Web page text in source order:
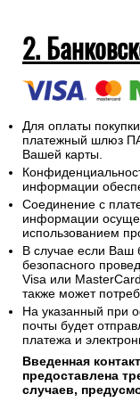
2.
Для оплаты
платежный шлюз
Вашей карты.
информации
Соединение с
информации
использованием
В случае если Ваш
безопасного
Visa или
также может
На указанный при
почты будет
платежа и
Введенная
предоставлена
случаев,